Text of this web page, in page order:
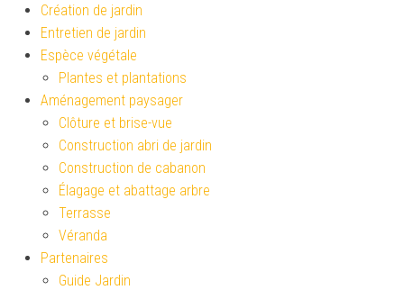
Création de jardin
Entretien de jardin
Espèce végétale
Plantes et plantations
Aménagement paysager
Clôture et brise-vue
Construction abri de jardin
Construction de cabanon
Élagage et abattage arbre
Terrasse
Véranda
Partenaires
Guide Jardin